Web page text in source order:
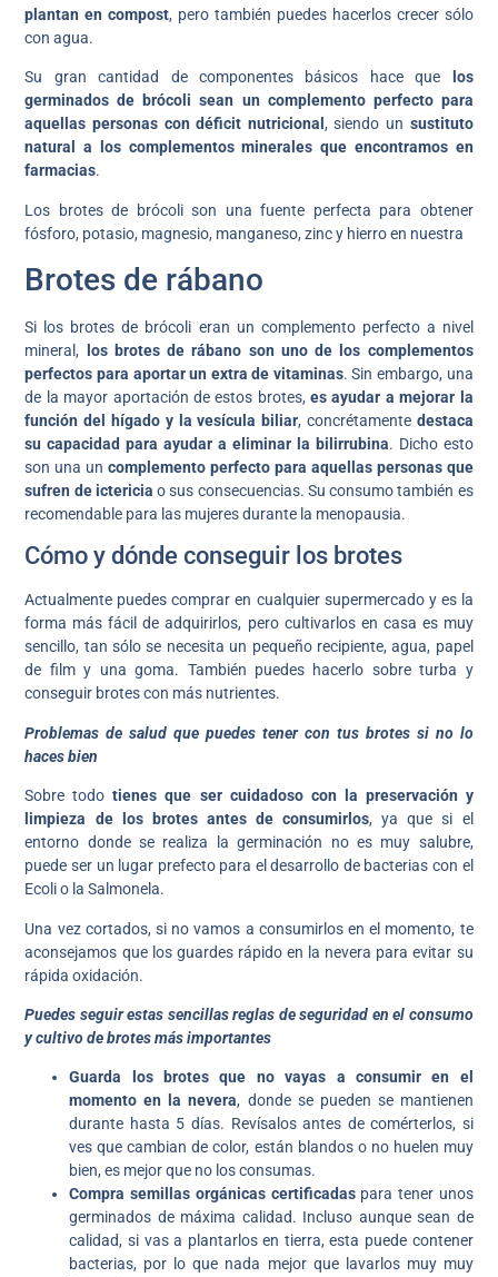
plantan en compost, pero también puedes hacerlos crecer sólo
con agua.
Su gran cantidad de componentes básicos hace que
los
germinados de brócoli sean un complemento perfecto para
aquellas personas con déficit nutricional , siendo un sustituto
natural a los complementos minerales que encontramos en
farmacias.
Los brotes de brócoli son una fuente perfecta para obtener
fósforo, potasio, magnesio, manganeso, zinc y hierro en nuestra
Brotes de rábano
Si los brotes de brócoli eran un complemento perfecto a nivel
mineral,
los brotes de rábano son uno de los complementos
perfectos para aportar un extra de vitaminas. Sin embargo, una
de la mayor aportación de estos brotes,es ayudar a mejorar la
función del hígado y la vesícula biliar, concrétamente destaca
su capacidad para ayudar a eliminar la bilirrubina. Dicho esto
son una uncomplemento perfecto para aquellas personas que
sufren de ictericia o sus consecuencias. Su consumo también es
recomendable para las mujeres durante la menopausia.
Cómo y dónde conseguir los brotes
Actualmente puedes comprar en cualquier supermercado y es la
forma más fácil de adquirirlos, pero cultivarlos en casa es muy
sencillo, tan sólo se necesita un pequeño recipiente, agua, papel
de film y una goma. También puedes hacerlo sobre turba y
conseguir brotes con más nutrientes.
Problemas de salud que puedes tener con tus brotes si no lo
haces bien
Sobre todotienes que ser cuidadoso con la preservación y
limpieza de los brotes antes de consumirlos, ya que si el
entorno donde se realiza la germinación no es muy salubre,
puede ser un lugar prefecto para el desarrollo de bacterias con el
Ecoli o la Salmonela.
Una vez cortados, si no vamos a consumirlos en el momento, te
aconsejamos que los guardes rápido en la nevera para evitar su
rápida oxidación.
Puedes seguir estas sencillas reglas de seguridad en el consumo
y cultivo de brotes más importantes
Guarda los brotes que no vayas a consumir en el
momento en la nevera, donde se pueden se mantienen
durante hasta 5 días. Revísalos antes de comérterlos, si
ves que cambian de color, están blandos o no huelen muy
bien, es mejor que no los consumas.
Compra semillas orgánicas certificadaspara tener unos
germinados de máxima calidad. Incluso aunque sean de
calidad, si vas a plantarlos en tierra, esta puede contener
bacterias, por lo que nada mejor que lavarlos muy muy